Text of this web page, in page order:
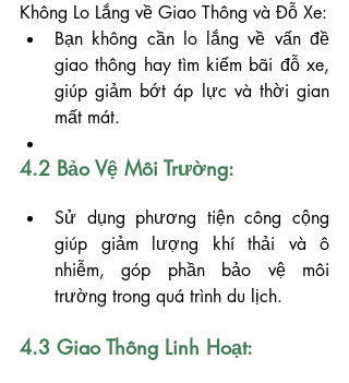
Không Lo Lắng về Giao Thông và Đỗ Xe:
Bạn không cần lo lắng về vấn đề
giao thông hay tìm kiếm bãi đỗ xe,
giúp giảm bớt áp lực và thời gian
mất mát.
4.2 Bảo Vệ Môi Trường:
Sử dụng phương tiện công cộng
giúp giảm lượng khí thải và ô
nhiễm, góp phần bảo vệ môi
trường trong quá trình du lịch.
4.3 Giao Thông Linh Hoạt: